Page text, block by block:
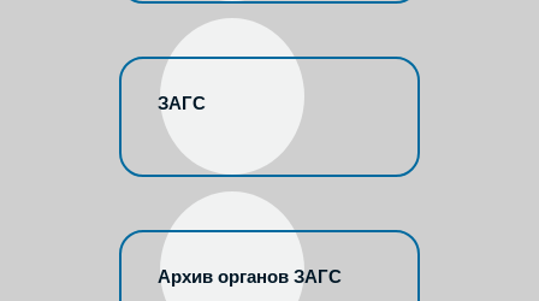
ЗАГС
Архив органов ЗАГС